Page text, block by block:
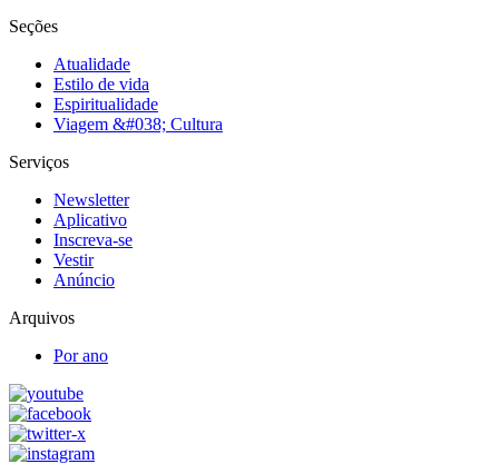
Seções
Atualidade
Estilo de vida
Espiritualidade
Viagem &#038; Cultura
Serviços
Newsletter
Aplicativo
Inscreva-se
Vestir
Anúncio
Arquivos
Por ano